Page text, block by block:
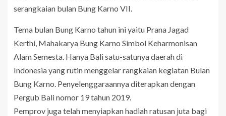
serangkaian bulan Bung Karno VII.
Tema bulan Bung Karno tahun ini yaitu Prana Jagad
Kerthi, Mahakarya Bung Karno Simbol Keharmonisan
Alam Semesta. Hanya Bali satu-satunya daerah di
Indonesia yang rutin menggelar rangkaian kegiatan Bulan
Bung Karno. Penyelenggaraannya diterapkan dengan
Pergub Bali nomor 19 tahun 2019.
Pemprov juga telah menyiapkan hadiah ratusan juta bagi